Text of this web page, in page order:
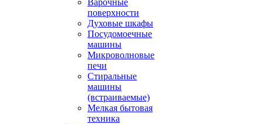
Варочные
поверхности
Духовые шкафы
Посудомоечные
машины
Микроволновые
печи
Стиральные
машины
(встраиваемые)
Мелкая бытовая
техника